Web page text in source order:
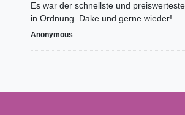
Es war der schnellste und
in Ordnung. Dake und gerne wieder!
Anonymous